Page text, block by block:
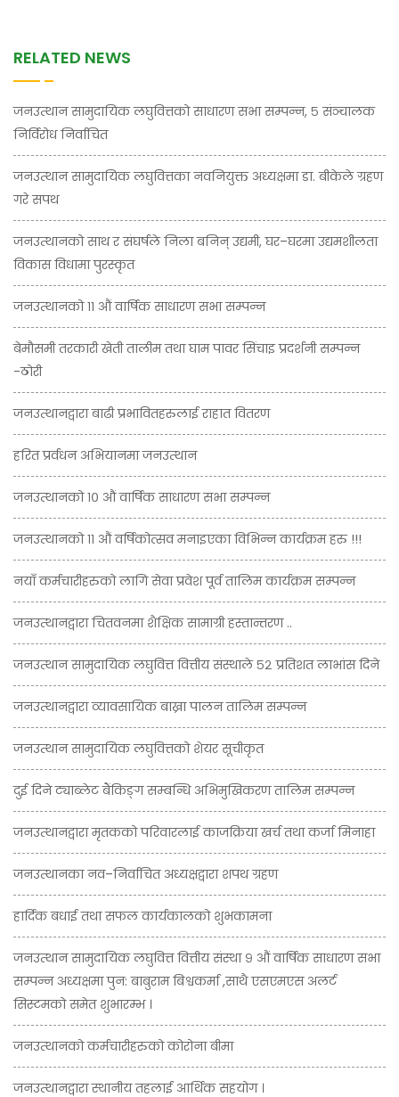
RELATED NEWS
जनउत्थान सामुदायिक लघुवित्तको साधारण सभा सम्पन्न, ५ संञ्चालक
निर्विरोध निर्वाचित
जनउत्थान सामुदायिक लघुवित्तका नवनियुक्त अध्यक्षमा डा. बीकेले ग्रहण
गरे सपथ
जनउत्थानको साथ र संघर्षले निला बनिन् उद्यमी, घर–घरमा उद्यमशीलता
विकास विधामा पुरस्कृत
जनउत्थानको ११ औं वार्षिक साधारण सभा सम्पन्न
बेमौसमी तरकारी खेती तालीम तथा घाम पावर सिंचाइ प्रदर्शनी सम्पन्न
-ठोरी
जनउत्थानद्वारा बाढी प्रभावितहरुलाई राहात वितरण
हरित प्रर्वधन अभियानमा जनउत्थान
जनउत्थानको १० औं वार्षिक साधारण सभा सम्पन्न
जनउत्थानको ११ औं वर्षिकोत्सव मनाइएका विभिन्न कार्यक्रम हरु !!!
नयाँ कर्मचारीहरुको लागि सेवा प्रवेश पूर्व तालिम कार्यक्रम सम्पन्न
जनउत्थानद्वारा चितवनमा शैक्षिक सामाग्री हस्तान्तरण ..
जनउत्थान सामुदायिक लघुवित्त वित्तीय संस्थाले ५२ प्रतिशत लाभांस दिने
जनउत्थानद्वारा व्यावसायिक बाख्रा पालन तालिम सम्पन्न
जनउत्थान सामुदायिक लघुवित्तको शेयर सूचीकृत
दुई दिने ट्याब्लेट बैंकिङ्ग सम्बन्धि अभिमुखिकरण तालिम सम्पन्न
जनउत्थानद्वारा मृतकको परिवारलाई काजक्रिया खर्च तथा कर्जा मिनाहा
जनउत्थानका नव–निर्वाचित अध्यक्षद्वारा शपथ ग्रहण
हार्दिक बधाई तथा सफल कार्यकालको शुभकामना
जनउत्थान सामुदायिक लघुवित्त वित्तीय संस्था ९ औं वार्षिक साधारण सभा
सम्पन्न अध्यक्षमा पुन: बाबुराम बिश्वकर्मा ,साथै एसएमएस अलर्ट
सिस्टमको समेत शुभारम्भ ।
जनउत्थानको कर्मचारीहरुको कोरोना बीमा
जनउत्थानद्वारा स्थानीय तहलाई आर्थिक सहयोग ।